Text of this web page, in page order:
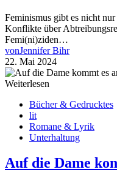
Feminismus gibt es nicht
Konflikte über
Femi(ni)ziden…
vonJennifer Bihr
22. Mai 2024
Weiterlesen
Bücher & Gedrucktes
lit
Romane & Lyrik
Unterhaltung
Auf die Dame